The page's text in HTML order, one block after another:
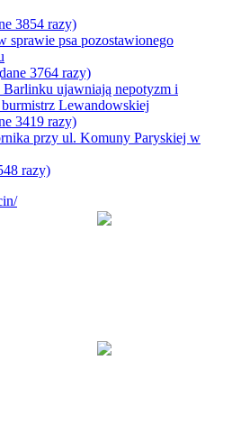
3854 razy)
sprawie psa pozostawionego
3764 razy)
ujawniają nepotyzm i
Lewandowskiej
3419 razy)
przy ul. Komuny Paryskiej w
razy)